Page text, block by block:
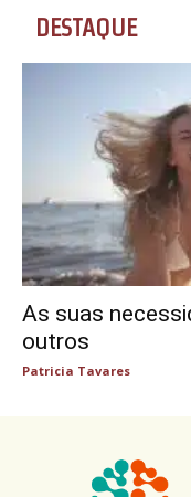
DESTAQUE
As suas
outros
Patricia Tavares